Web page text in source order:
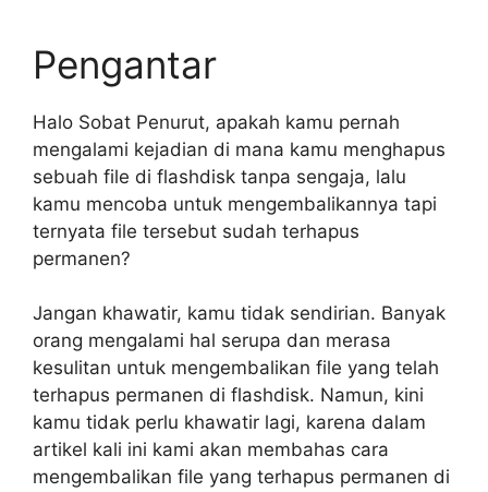
Pengantar
Halo Sobat Penurut, apakah kamu pernah
mengalami kejadian di mana kamu menghapus
sebuah file di flashdisk tanpa sengaja, lalu
kamu mencoba untuk mengembalikannya tapi
ternyata file tersebut sudah terhapus
permanen?
Jangan khawatir, kamu tidak sendirian. Banyak
orang mengalami hal serupa dan merasa
kesulitan untuk mengembalikan file yang telah
terhapus permanen di flashdisk. Namun, kini
kamu tidak perlu khawatir lagi, karena dalam
artikel kali ini kami akan membahas cara
mengembalikan file yang terhapus permanen di